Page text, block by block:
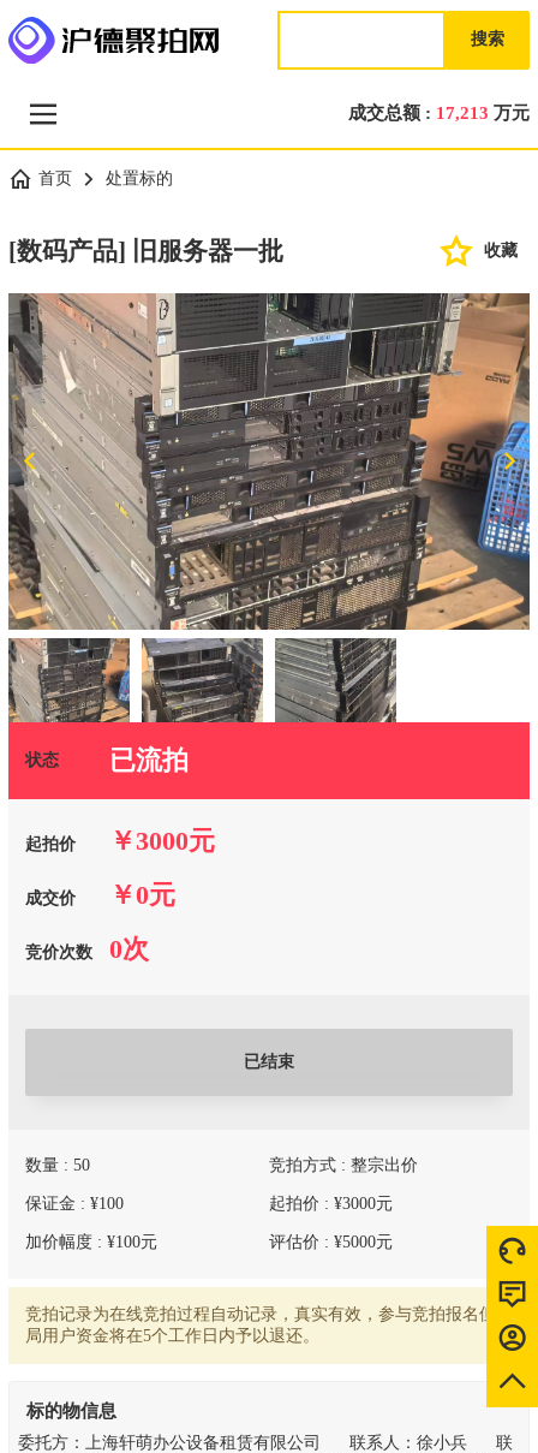
搜索
成交总额 : 17,213 万元
首页 处置标的
[数码产品] 旧服务器一批 收藏
状态 已流拍
起拍价 ￥3000元
成交价 ￥0元
竞价次数 0次
已结束
数量 : 50 竞拍方式 : 整宗出价
保证金 : ¥100 起拍价 : ¥3000元
加价幅度 : ¥100元 评估价 : ¥5000元
竞拍记录为在线竞拍过程自动记录，真实有效，参与竞拍报名但出
局用户资金将在5个工作日内予以退还。
标的物信息
委托方：上海轩萌办公设备租赁有限公司 联系人：徐小兵 联